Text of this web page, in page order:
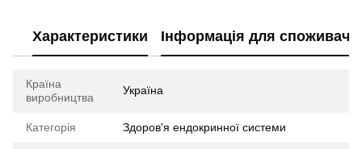
Характеристики Інформація для споживачів
Країна
виробництва
Україна
Категорія Здоров'я ендокринної системи